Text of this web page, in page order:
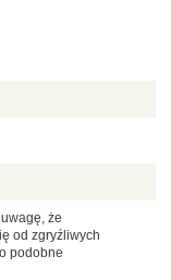
że
od zgryźliwych
podobne